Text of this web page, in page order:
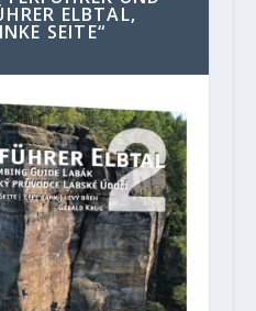
ELBTAL,
SEITE“